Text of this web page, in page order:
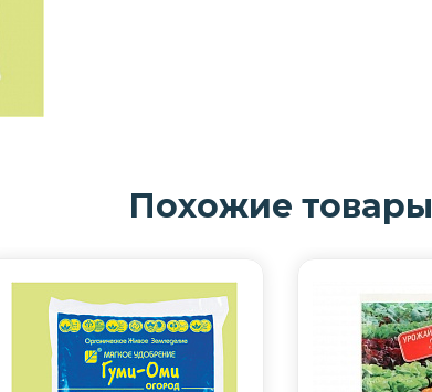
Похожие товары